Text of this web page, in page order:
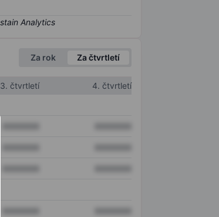
Za rok Za čtvrtletí
3. čtvrtletí
4. čtvrtletí